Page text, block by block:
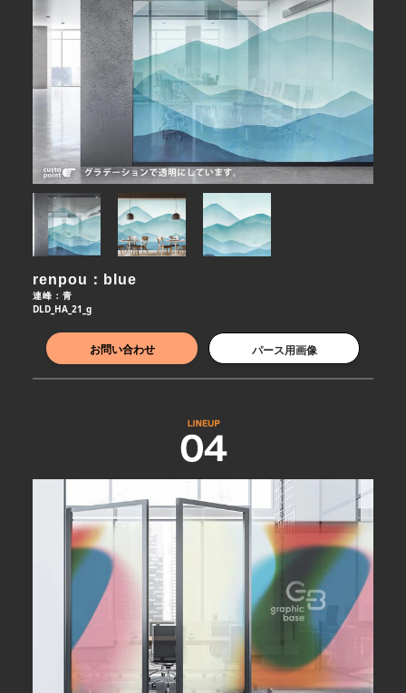
renpou：blue
連峰：青
DLD_HA_21_g
お問い合わせ パース用画像